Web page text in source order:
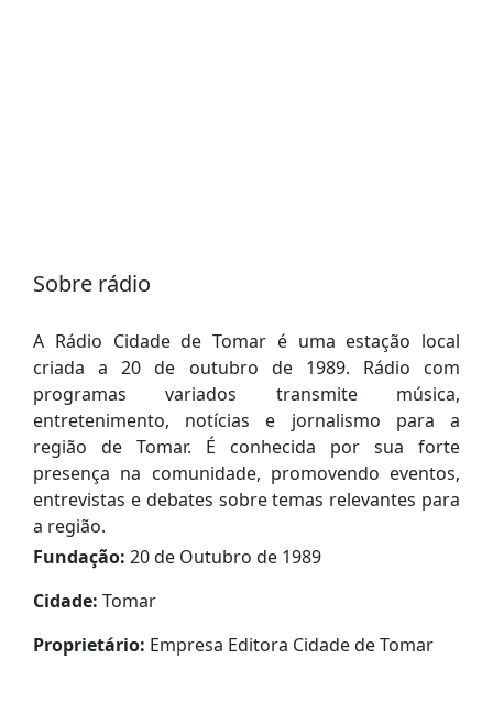
Sobre rádio
A Rádio Cidade de Tomar é uma estação local
criada a 20 de outubro de 1989. Rádio com
programas variados transmite música,
entretenimento, notícias e jornalismo para a
região de Tomar. É conhecida por sua forte
presença na comunidade, promovendo eventos,
entrevistas e debates sobre temas relevantes para
a região.
Fundação: 20 de Outubro de 1989
Cidade: Tomar
Proprietário: Empresa Editora Cidade de Tomar